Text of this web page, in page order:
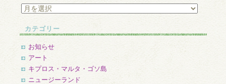
ア
カ
イ
ブ
カテゴリー
お知らせ
アート
キプロス・マルタ・ゴソ島
ニュージーランド